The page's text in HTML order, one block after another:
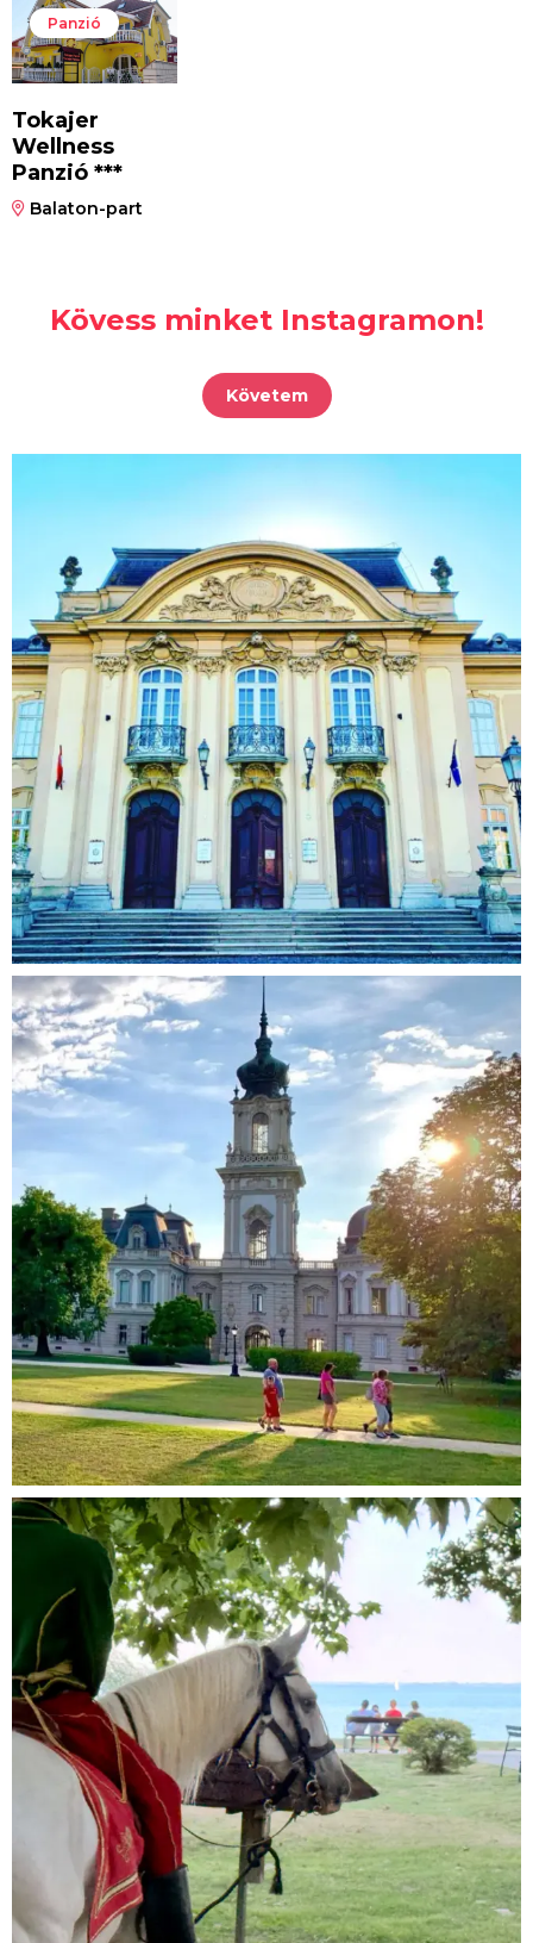
Panzió
Tokajer
Wellness
Panzió ***
Balaton-part
Kövess minket Instagramon!
Követem